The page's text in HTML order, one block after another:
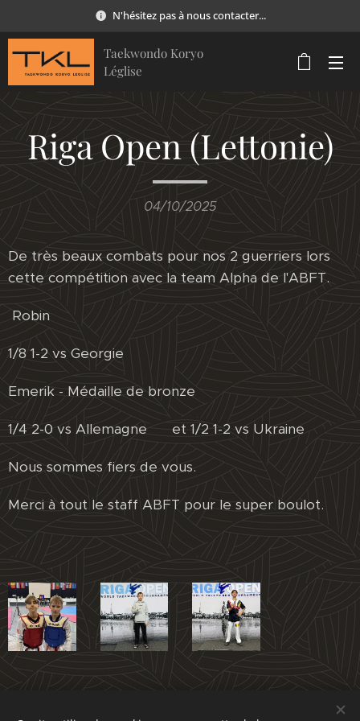
N'hésitez pas à nous contacter...
Taekwondo Koryo
Léglise
Riga Open (Lettonie)
04/10/2025
De très beaux combats pour nos 2 guerriers lors
cette compétition avec la team Alpha de l'ABFT.
Robin
1/8 1-2 vs Georgie ❌
Emerik - Médaille de bronze
1/4 2-0 vs Allemagne ✔ et 1/2 1-2 vs Ukraine ❌
Nous sommes fiers de vous.
Merci à tout le staff ABFT pour le super boulot.